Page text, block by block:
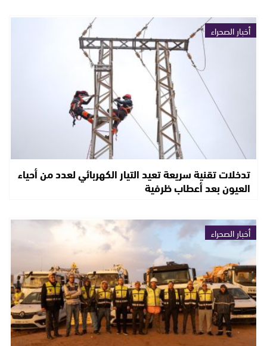
أخبار الصحراء
تدخلات تقنية سريعة تعيد التيار الكهربائي لعدد من أحياء
العيون بعد أعطاب ظرفية
أخبار الصحراء